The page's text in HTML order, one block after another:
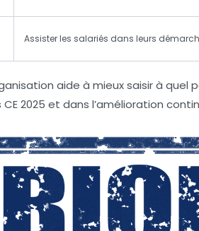
Assister les salariés dans leurs
aide à mieux saisir à quel
2025 et dans l’amélioration